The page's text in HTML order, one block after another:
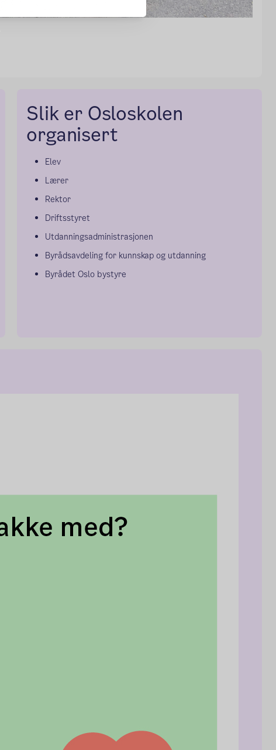
Slik er Osloskolen
organisert
Elev
Lærer
Rektor
Driftsstyret
Utdanningsadministrasjonen
Byrådsavdeling for kunnskap og utdanning
Byrådet Oslo bystyre